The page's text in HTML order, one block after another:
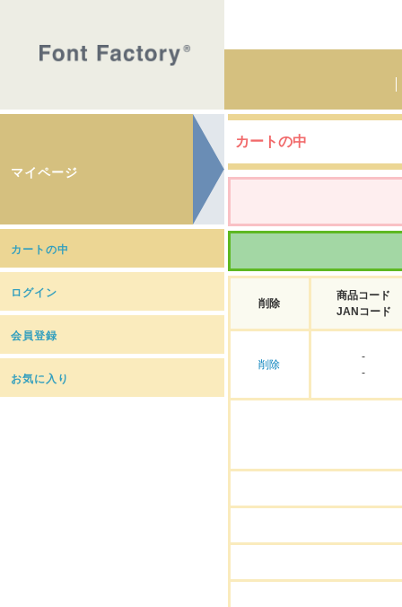
マイページ
カートの中
ログイン
会員登録
お気に入り
カートの中
削除
商品コード
JANコード
削除
-
-